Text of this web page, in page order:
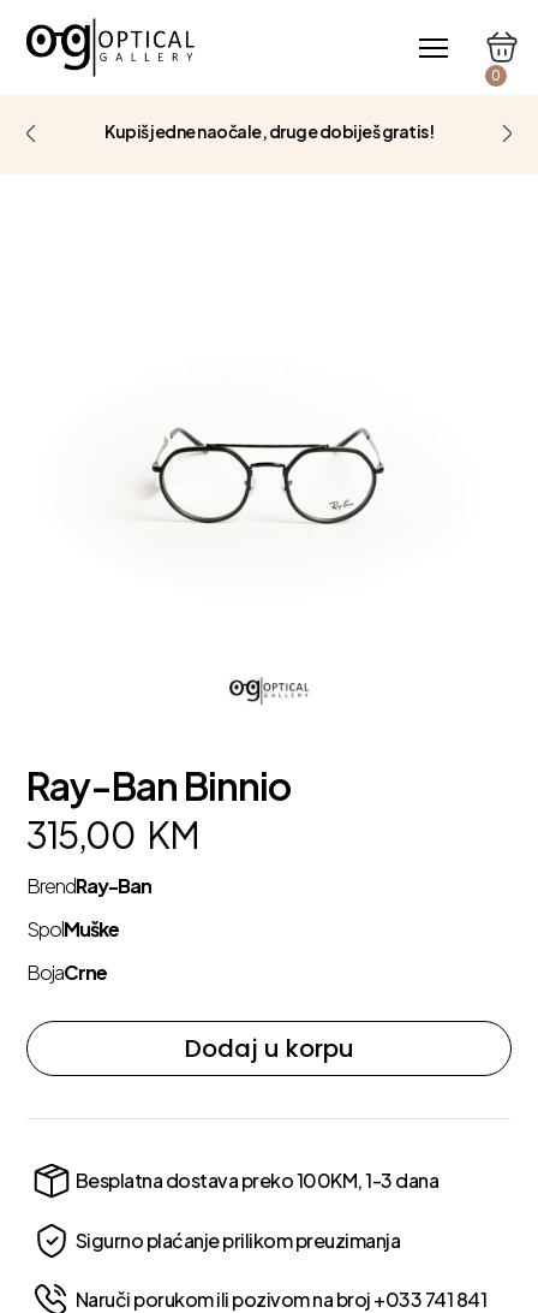
0
Kupiš jedne naočale, druge dobiješ gratis!
Ray-Ban Binnio
315,00 KM
BrendRay-Ban
SpolMuške
BojaCrne
Dodaj u korpu
Besplatna dostava preko 100KM, 1-3 dana
Sigurno plaćanje prilikom preuzimanja
Naruči porukom ili pozivom na broj +033 741 841